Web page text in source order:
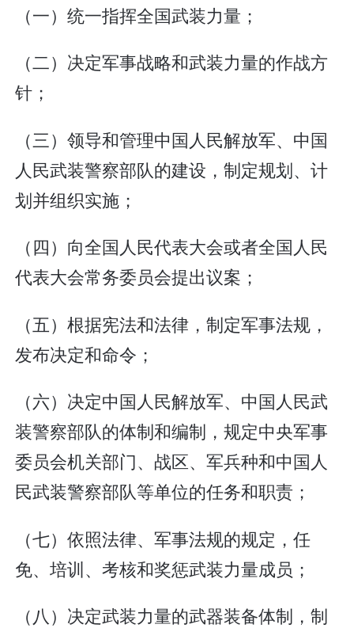
（一）统一指挥全国武装力量；
（二）决定军事战略和武装力量的作战方
针；
（三）领导和管理中国人民解放军、中国
人民武装警察部队的建设，制定规划、计
划并组织实施；
（四）向全国人民代表大会或者全国人民
代表大会常务委员会提出议案；
（五）根据宪法和法律，制定军事法规，
发布决定和命令；
（六）决定中国人民解放军、中国人民武
装警察部队的体制和编制，规定中央军事
委员会机关部门、战区、军兵种和中国人
民武装警察部队等单位的任务和职责；
（七）依照法律、军事法规的规定，任
免、培训、考核和奖惩武装力量成员；
（八）决定武装力量的武器装备体制，制